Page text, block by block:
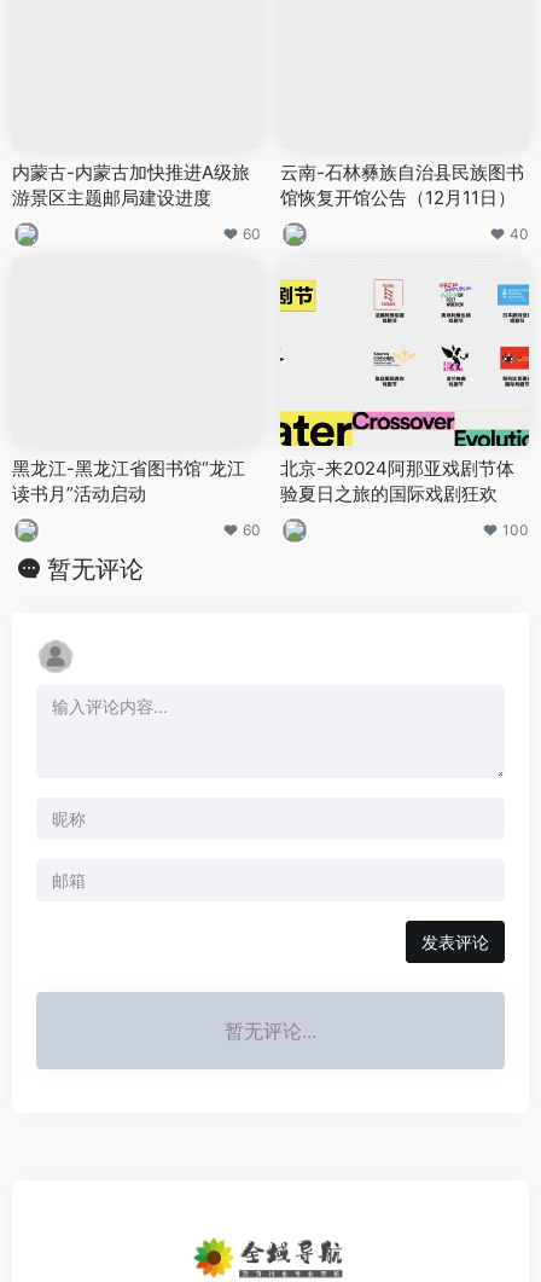
内蒙古-内蒙古加快推进A级旅
游景区主题邮局建设进度
60
云南-石林彝族自治县民族图书
馆恢复开馆公告（12月11日）
40
黑龙江-黑龙江省图书馆“龙江
读书月”活动启动
60
北京-来2024阿那亚戏剧节体
验夏日之旅的国际戏剧狂欢
100
暂无评论
发表评论
暂无评论...